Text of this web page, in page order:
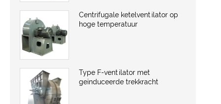
Centrifugale ketelventilator op
hoge temperatuur
Type F-ventilator met
geïnduceerde trekkracht